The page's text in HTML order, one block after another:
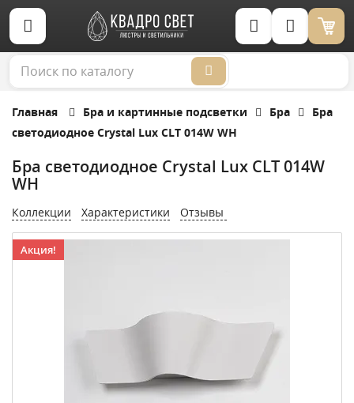
Корзина (0)
Главная Бра и картинные подсветки Бра
Бра
светодиодное Crystal Lux CLT 014W WH
Бра светодиодное Crystal Lux CLT 014W
WH
Коллекции Характеристики Отзывы
Акция!